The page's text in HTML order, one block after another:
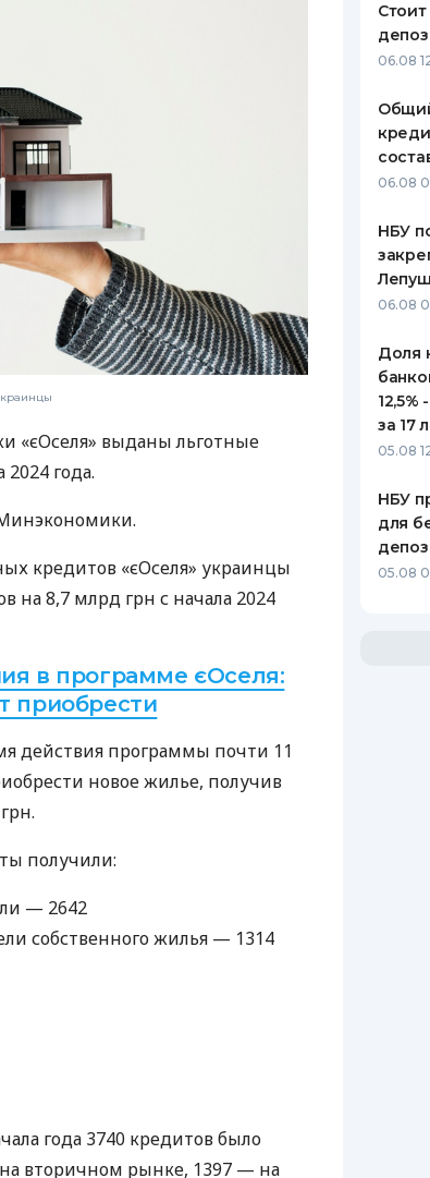
«єОселя» выданы льготные
года.
кредитов «єОселя» украинцы
на 8,7 млрд грн с начала 2024
в программе єОселя:
приобрести
действия программы почти 11
новое жилье, получив
получили:
— 2642
собственного жилья — 1314
года 3740 кредитов было
вторичном рынке, 1397 — на
06.08
06.08
НБУ
06.08
Доля
за 17
05.08
НБУ
для
05.08